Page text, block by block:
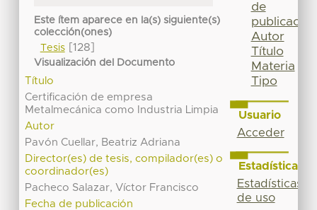
Este ítem aparece en la(s) siguiente(s)
colección(ones)
Tesis[128]
Visualización del Documento
Título
Certificación de empresa
Metalmecánica como Industria Limpia
Autor
Pavón Cuellar, Beatriz Adriana
Director(es) de tesis, compilador(es) o
coordinador(es)
Pacheco Salazar, Víctor Francisco
Fecha de publicación
de
publicación
Autor
Título
Materia
Tipo
Usuario
Acceder
Estadísticas
Estadísticas
de uso